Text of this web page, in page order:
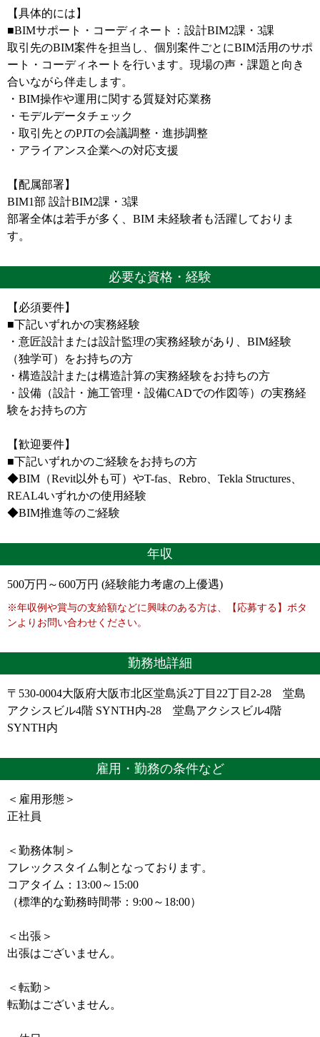
【具体的には】
■BIMサポート・コーディネート：設計BIM2課・3課
取引先のBIM案件を担当し、個別案件ごとにBIM活用のサポ
ート・コーディネートを行います。現場の声・課題と向き
合いながら伴走します。
・BIM操作や運用に関する質疑対応業務
・モデルデータチェック
・取引先とのPJTの会議調整・進捗調整
・アライアンス企業への対応支援
【配属部署】
BIM1部 設計BIM2課・3課
部署全体は若手が多く、BIM 未経験者も活躍しておりま
す。
必要な資格・経験
【必須要件】
■下記いずれかの実務経験
・意匠設計または設計監理の実務経験があり、BIM経験
（独学可）をお持ちの方
・構造設計または構造計算の実務経験をお持ちの方
・設備（設計・施工管理・設備CADでの作図等）の実務経
験をお持ちの方
【歓迎要件】
■下記いずれかのご経験をお持ちの方
◆BIM（Revit以外も可）やT-fas、Rebro、Tekla Structures、
REAL4いずれかの使用経験
◆BIM推進等のご経験
年収
500万円～600万円 (経験能力考慮の上優遇)
※年収例や賞与の支給額などに興味のある方は、【応募する】ボタ
ンよりお問い合わせください。
勤務地詳細
〒530-0004大阪府大阪市北区堂島浜2丁目22丁目2-28 堂島
アクシスビル4階 SYNTH内-28 堂島アクシスビル4階
SYNTH内
雇用・勤務の条件など
＜雇用形態＞
正社員
＜勤務体制＞
フレックスタイム制となっております。
コアタイム：13:00～15:00
（標準的な勤務時間帯：9:00～18:00）
＜出張＞
出張はございません。
＜転勤＞
転勤はございません。